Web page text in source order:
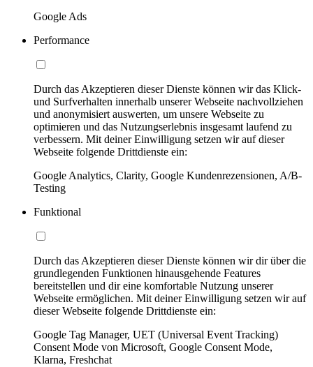
Google Ads
Performance
Durch das Akzeptieren dieser Dienste können wir das Klick-
und Surfverhalten innerhalb unserer Webseite nachvollziehen
und anonymisiert auswerten, um unsere Webseite zu
optimieren und das Nutzungserlebnis insgesamt laufend zu
verbessern. Mit deiner Einwilligung setzen wir auf dieser
Webseite folgende Drittdienste ein:
Google Analytics, Clarity, Google Kundenrezensionen, A/B-
Testing
Funktional
Durch das Akzeptieren dieser Dienste können wir dir über die
grundlegenden Funktionen hinausgehende Features
bereitstellen und dir eine komfortable Nutzung unserer
Webseite ermöglichen. Mit deiner Einwilligung setzen wir auf
dieser Webseite folgende Drittdienste ein:
Google Tag Manager, UET (Universal Event Tracking)
Consent Mode von Microsoft, Google Consent Mode,
Klarna, Freshchat